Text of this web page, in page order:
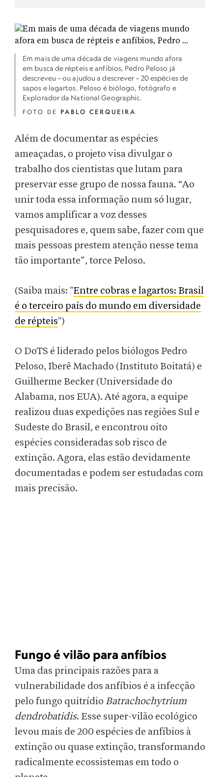
Em mais de uma década de viagens mundo afora
em busca de répteis e anfíbios, Pedro Peloso já
descreveu – ou ajudou a descrever – 20 espécies de
sapos e lagartos. Peloso é biólogo, fotógrafo e
Explorador da National Geographic.
FOTO DE PABLO CERQUEIRA
Além de documentar as espécies
ameaçadas, o projeto visa divulgar o
trabalho dos cientistas que lutam para
preservar esse grupo de nossa fauna. “Ao
unir toda essa informação num só lugar,
vamos amplificar a voz desses
pesquisadores e, quem sabe, fazer com que
mais pessoas prestem atenção nesse tema
tão importante”, torce Peloso.
(Saiba mais: "Entre cobras e lagartos: Brasil
é o terceiro país do mundo em diversidade
de répteis")
O DoTS é liderado pelos biólogos Pedro
Peloso, Iberê Machado (Instituto Boitatá) e
Guilherme Becker (Universidade do
Alabama, nos EUA). Até agora, a equipe
realizou duas expedições nas regiões Sul e
Sudeste do Brasil, e encontrou oito
espécies consideradas sob risco de
extinção. Agora, elas estão devidamente
documentadas e podem ser estudadas com
mais precisão.
Fungo é vilão para anfíbios
Uma das principais razões para a
vulnerabilidade dos anfíbios é a infecção
pelo fungo quitrídio Batrachochytrium
dendrobatidis. Esse super-vilão ecológico
levou mais de 200 espécies de anfíbios à
extinção ou quase extinção, transformando
radicalmente ecossistemas em todo o